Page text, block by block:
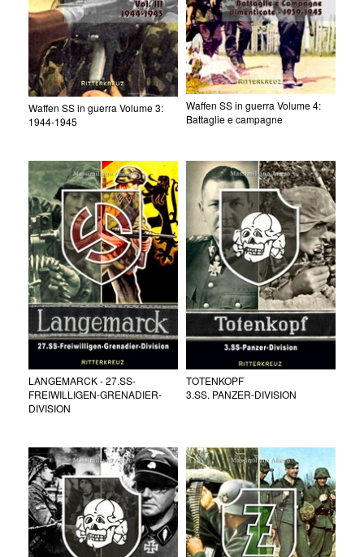
Waffen SS in guerra Volume 3:
1944-1945
Waffen SS in guerra Volume 4:
Battaglie e campagne
LANGEMARCK - 27.SS-
FREIWILLIGEN-GRENADIER-
DIVISION
TOTENKOPF
3.SS. PANZER-DIVISION